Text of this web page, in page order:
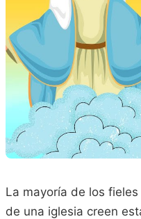
La mayoría de los
de una iglesia creen